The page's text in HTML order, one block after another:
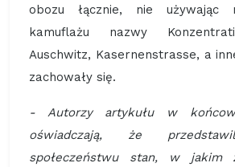
obozu łącznie, nie
kamuflażu nazwy
Auschwitz, Kasernenstrasse, a
zachowały się.
- Autorzy artykułu w
oświadczają, że
społeczeństwu stan, w jakim